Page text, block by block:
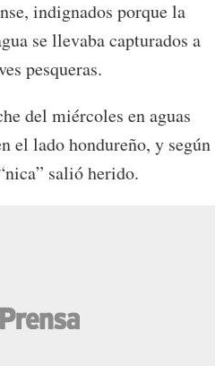
indignados porque la
se llevaba capturados a
pesqueras.
del miércoles en aguas
el lado hondureño, y según
salió herido.